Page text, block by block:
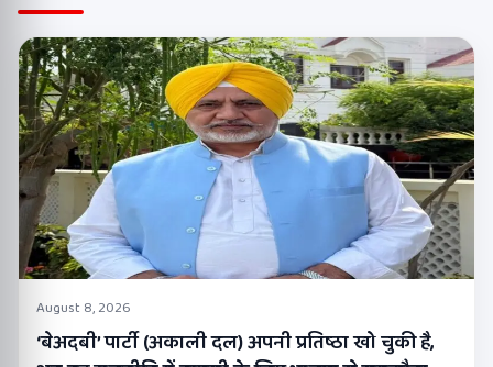
August 8, 2026
‘बेअदबी’ पार्टी (अकाली दल) अपनी प्रतिष्ठा खो चुकी है,